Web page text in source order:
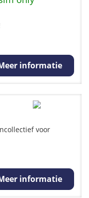
informatie
voor
informatie